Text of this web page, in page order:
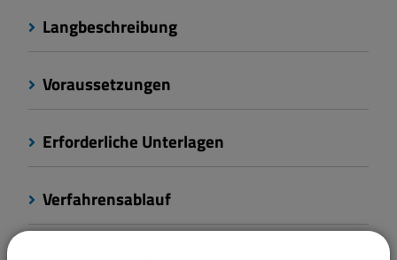
Langbeschreibung
Voraussetzungen
Erforderliche Unterlagen
Verfahrensablauf